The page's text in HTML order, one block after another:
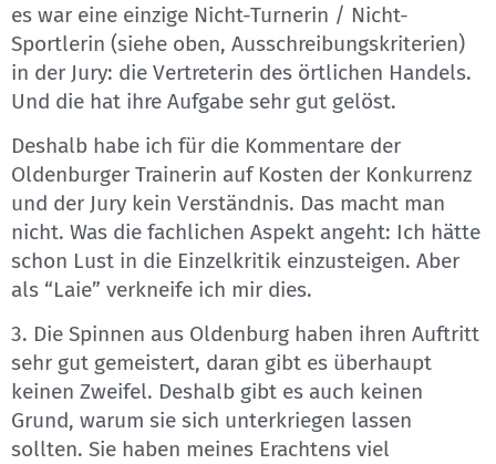
es war eine einzige Nicht-Turnerin / Nicht-
Sportlerin (siehe oben, Ausschreibungskriterien)
in der Jury: die Vertreterin des örtlichen Handels.
Und die hat ihre Aufgabe sehr gut gelöst.
Deshalb habe ich für die Kommentare der
Oldenburger Trainerin auf Kosten der Konkurrenz
und der Jury kein Verständnis. Das macht man
nicht. Was die fachlichen Aspekt angeht: Ich hätte
schon Lust in die Einzelkritik einzusteigen. Aber
als “Laie” verkneife ich mir dies.
3. Die Spinnen aus Oldenburg haben ihren Auftritt
sehr gut gemeistert, daran gibt es überhaupt
keinen Zweifel. Deshalb gibt es auch keinen
Grund, warum sie sich unterkriegen lassen
sollten. Sie haben meines Erachtens viel